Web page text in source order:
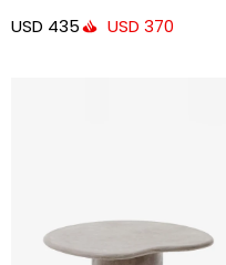
USD 435 USD 370